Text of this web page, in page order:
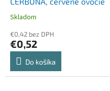
Skladom
€0,42 bez DPH
€0,52
Do košíka